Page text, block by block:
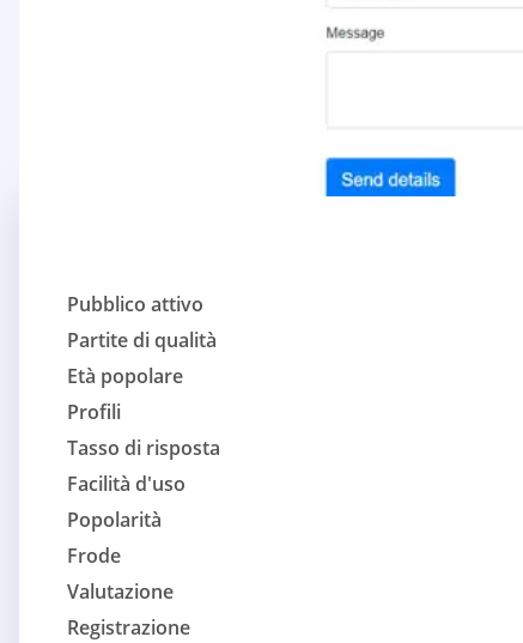
Pubblico attivo
Partite di qualità
Età popolare
Profili
Tasso di risposta
Facilità d'uso
Popolarità
Frode
Valutazione
Registrazione